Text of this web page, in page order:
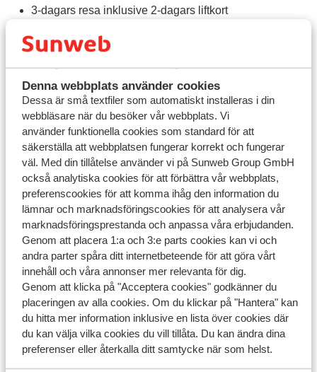
Denna webbplats använder cookies
Dessa är små textfiler som automatiskt installeras i din
webbläsare när du besöker vår webbplats. Vi
använder funktionella cookies som standard för att
säkerställa att webbplatsen fungerar korrekt och fungerar
väl. Med din tillåtelse använder vi på Sunweb Group GmbH
också analytiska cookies för att förbättra vår webbplats,
preferenscookies för att komma ihåg den information du
lämnar och marknadsföringscookies för att analysera vår
marknadsföringsprestanda och anpassa våra erbjudanden.
Genom att placera 1:a och 3:e parts cookies kan vi och
andra parter spåra ditt internetbeteende för att göra vårt
innehåll och våra annonser mer relevanta för dig.
Genom att klicka på "Acceptera cookies" godkänner du
placeringen av alla cookies. Om du klickar på "Hantera" kan
du hitta mer information inklusive en lista över cookies där
du kan välja vilka cookies du vill tillåta. Du kan ändra dina
preferenser eller återkalla ditt samtycke när som helst.
3-dagars resa inklusive 2-dagars liftkort
5-dagars resa inklusive 3-dagars liftkort
7-dagars resa inklusive 5-dagars liftkort
8-dagars resa inklusive 6-dagars liftkort
Frågor kring samma ämne
Vilken dag börjar liftkortet gälla?
Kan jag boka en semester utan liftkort?
Får barn och seniorer rabatt på liftkortet?
Relaterade frågor
Kan jag boka en semester utan liftkort?
Hur får jag mitt liftkort?
Får barn och seniorer rabatt på liftkortet?
Vilken dag börjar liftkortet gälla?